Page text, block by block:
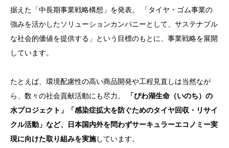
据えた「中長期事業戦略構想」を発表。 「タイヤ・ゴム事業の
強みを活かしたソリューションカンパニーとして、サステナブル
な社会的価値を提供する」という目標のもとに、事業戦略を展開
しています。
たとえば、環境配慮性の高い商品開発や工程見直しは当然なが
ら、数々の社会貢献活動にも尽力。
「びわ湖生命（いのち）の
水プロジェクト」「感染症拡大を防ぐためのタイヤ回収・リサイ
クル活動」など、日本国内外を問わずサーキュラーエコノミー実
現に向けた取り組みを実施しています。